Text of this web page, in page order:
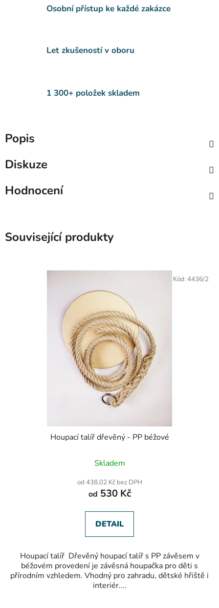
Osobní přístup ke každé zakázce
Let zkušeností v oboru
1 300+ položek skladem
Popis
Diskuze
Hodnocení
Související produkty
Houpací talíř dřevěný - PP béžové
Skladem
od 438,02 Kč bez DPH
od 530 Kč
DETAIL
Houpací talíř Dřevěný houpací talíř s PP závěsem v
béžovém provedení je závěsná houpačka pro děti s
přírodním vzhledem. Vhodný pro zahradu, dětské hřiště i
interiér....
Kód: 4436/2